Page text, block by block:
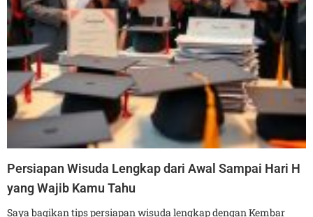
Persiapan Wisuda Lengkap dari Awal Sampai Hari H
yang Wajib Kamu Tahu
Saya bagikan tips persiapan wisuda lengkap dengan Kembar